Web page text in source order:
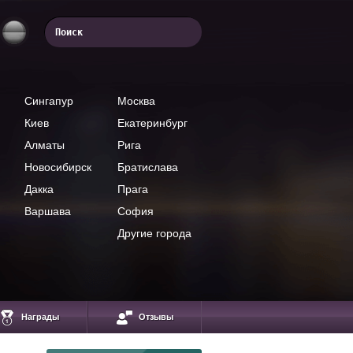
Сингапур
Москва
Киев
Екатеринбург
Алматы
Рига
Новосибирск
Братислава
Дакка
Прага
Варшава
София
Другие города
Награды Отзывы